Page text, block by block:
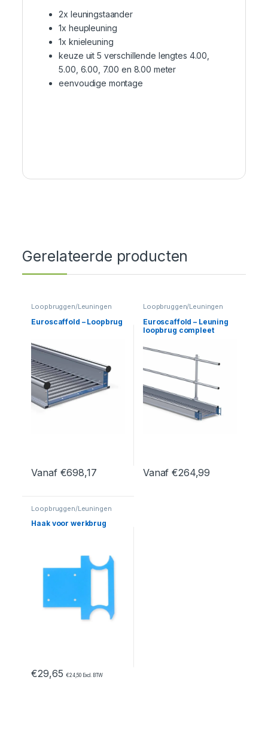
2x leuningstaander
1x heupleuning
1x knieleuning
keuze uit 5 verschillende lengtes 4.00,
5.00, 6.00, 7.00 en 8.00 meter
eenvoudige montage
Gerelateerde producten
Loopbruggen/Leuningen
Euroscaffold – Loopbrug
Vanaf €698,17
Loopbruggen/Leuningen
Euroscaffold – Leuning
loopbrug compleet
Vanaf €264,99
Loopbruggen/Leuningen
Haak voor werkbrug
€29,65 €24,50Excl. BTW